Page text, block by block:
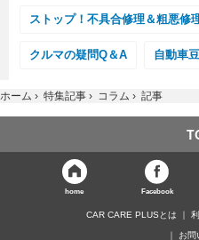
ストップ！不具合修理＆粗悪修
クルマの疑問Q＆A 自動車
ホーム › 特集記事 › コラム › 記事
home Facebook
CAR CARE PLUSとは
お問